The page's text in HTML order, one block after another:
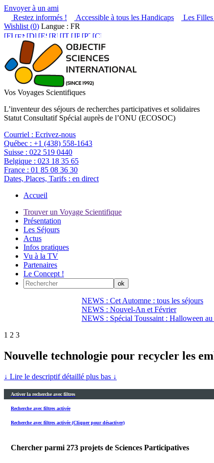
Envoyer à un ami
Restez informés !
Accessible à tous les Handicaps Les Filles
Wishlist (0) Langue : FR
Vos Voyages Scientifiques
L’inventeur des séjours de recherches participatives et solidaires
Statut Consultatif Spécial auprès de l’ONU (ECOSOC)
Courriel : Ecrivez-nous
Québec : +1 (438) 558-1643
Suisse : 022 519 0440
Belgique : 023 18 35 65
France : 01 85 08 36 30
Dates, Places, Tarifs : en direct
Accueil
Trouver un Voyage Scientifique
Présentation
Les Séjours
Actus
Infos pratiques
Vu à la TV
Partenaires
Le Concept !
NEWS : Cet Automne : tous les séjours
NEWS : Nouvel-An et Février
NEWS : Spécial Toussaint : Halloween
1 2 3
Nouvelle technologie pour recycler les
↓ Lire le descriptif détaillé plus bas ↓
Activer la recherche avec filtres
Recherche avec filtres activée
Recherche avec filtres activée (Cliquer pour désactiver)
Chercher parmi 273 projets de Sciences Participatives